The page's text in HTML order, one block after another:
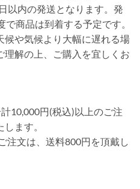
以内の発送となります。発
商品は到着する予定です。
や気候より大幅に遅れる場
解の上、ご購入を宜しくお
10,000円(税込)以上のご注
ます。
注文は、送料800円を頂戴し